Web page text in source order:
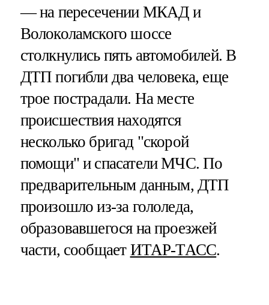
— на пересечении МКАД и
Волоколамского шоссе
столкнулись пять автомобилей. В
ДТП погибли два человека, еще
трое пострадали. На месте
происшествия находятся
несколько бригад "скорой
помощи" и спасатели МЧС. По
предварительным данным, ДТП
произошло из-за гололеда,
образовавшегося на проезжей
части, сообщает ИТАР-ТАСС.